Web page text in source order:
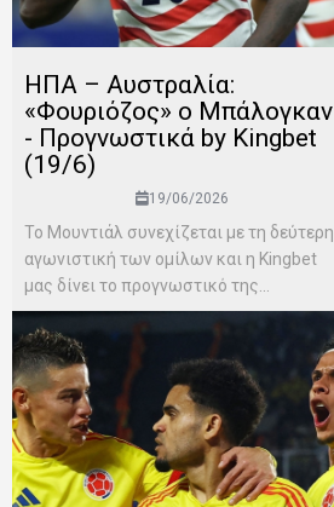
ΗΠΑ – Αυστραλία:
«Φουριόζος» ο Μπάλογκαν
- Προγνωστικά by Kingbet
(19/6)
19/06/2026
Το Μουντιάλ συνεχίζεται με τη δεύτερη
αγωνιστική των ομίλων και η Kingbet
μας δίνει το προγνωστικό της...